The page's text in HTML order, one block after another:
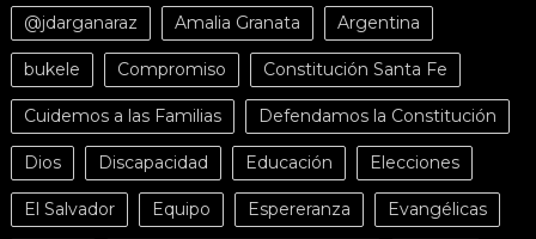
@jdarganaraz Amalia Granata Argentina
bukele Compromiso Constitución Santa Fe
Cuidemos a las Familias Defendamos la Constitución
Dios Discapacidad Educación Elecciones
El Salvador Equipo Espereranza Evangélicas